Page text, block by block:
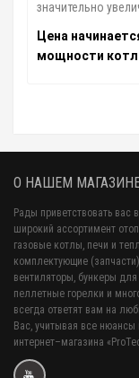
значительно
Цена
мощности
О НАШЕМ
Рады приветствовать вас
широкий ассортимент
газовые котлы, печи и
комплектующие
вентиляторы, бункеры
пеллетные горелки и
всегда ответят вам на
Вас, учитывая все
интернет–магазина